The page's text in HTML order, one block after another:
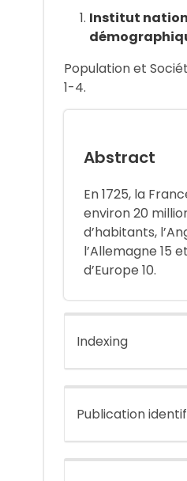
Institut
Population et
1-4.
Abstract
En 1725, la
environ 20
d’habitants,
l’Allemagne 15
d’Europe 10.
Indexing
Publication